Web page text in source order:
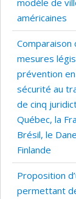
modèle de
américaines
Comparaison
mesures
prévention
sécurité au
de cinq
Québec, la
Brésil, le
Finlande
Proposition
permettant